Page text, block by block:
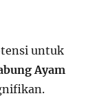
untuk
Ayam